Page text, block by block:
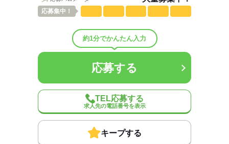
応募する
応募集中！
約1分でかんたん入力
応募する
TEL応募する
求人先の電話番号を表示
キープする